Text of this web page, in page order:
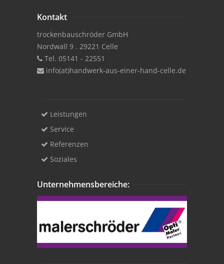
Kontakt
trockenbauschröder GmbH
Nordwall 9 . 29221 Celle
Tel. 05141 - 22551
info(at)handwerk-aus-einer-hand-celle.de
Leistungen
Service
Referenzen
Soziales
Unternehmensbereiche: